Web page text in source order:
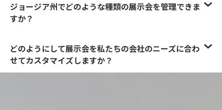
ジョージア州でどのような種類の展示会を管理できま
すか？
どのようにして展示会を私たちの会社のニーズに合わ
せてカスタマイズしますか？